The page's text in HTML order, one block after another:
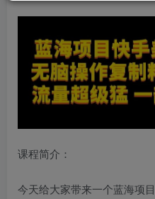
课程简介：
今天给大家带来一个蓝海项